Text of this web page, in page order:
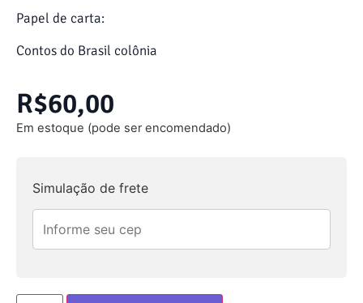
Papel de carta:
Contos do Brasil colônia
Em estoque (pode ser encomendado)
Simulação de frete
R$60,00